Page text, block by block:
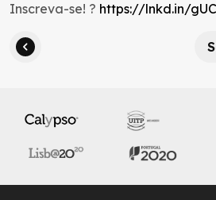
Inscreva-se! ? https://lnkd.in/